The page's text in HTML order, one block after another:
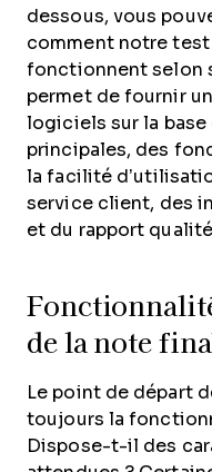
dessous, vous
comment notre
fonctionnent selon
permet de fournir
logiciels sur la
principales, des
la facilité
service client, des
et du rapport
de la note
Le point de départ
toujours la
Dispose-t-il des